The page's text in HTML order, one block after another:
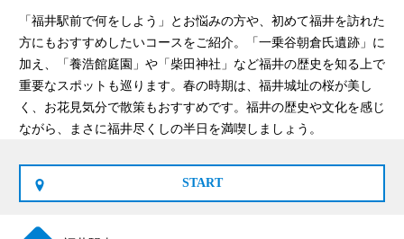
「福井駅前で何をしよう」とお悩みの方や、初めて福井を訪れた
方にもおすすめしたいコースをご紹介。「一乗谷朝倉氏遺跡」に
加え、「養浩館庭園」や「柴田神社」など福井の歴史を知る上で
重要なスポットも巡ります。春の時期は、福井城址の桜が美し
く、お花見気分で散策もおすすめです。福井の歴史や文化を感じ
ながら、まさに福井尽くしの半日を満喫しましょう。
START